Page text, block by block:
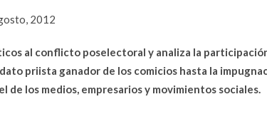
2012
al conflicto poselectoral y analiza la
priista ganador de los comicios hasta la
de los medios, empresarios y movimientos sociales.